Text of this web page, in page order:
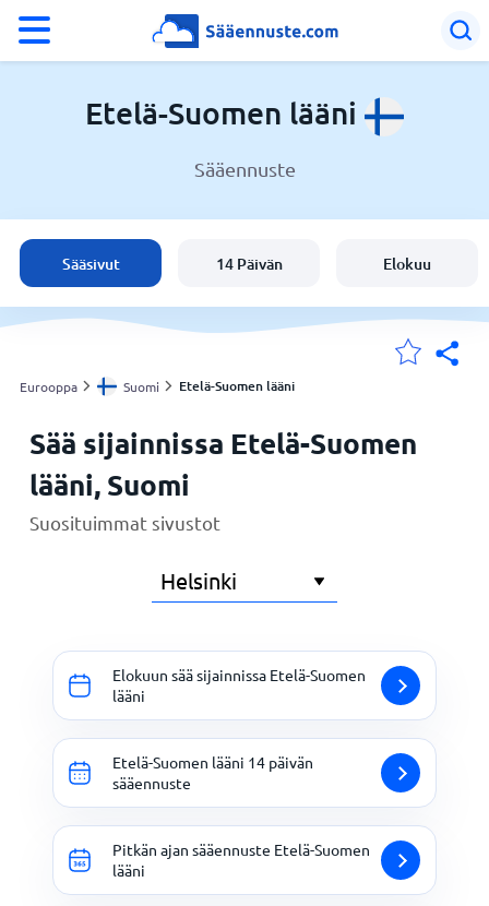
Sää Etelä-Suomen lääni
Suomi
Sijaintini
Koti
Etelä-Suomen lääni
Sääennuste
Sääsivut 14 Päivän Elokuu
Eurooppa Suomi Etelä-Suomen lääni
Sää sijainnissa Etelä-Suomen
lääni, Suomi
Suosituimmat sivustot
Elokuun sää sijainnissa Etelä-Suomen
lääni
Etelä-Suomen lääni 14 päivän
sääennuste
Pitkän ajan sääennuste Etelä-Suomen
lääni